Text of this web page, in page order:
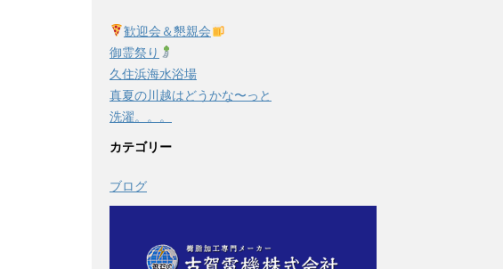
歓迎会＆懇親会
御霊祭り
久住浜海水浴場
真夏の川越はどうかな〜っと
洗濯。。。
カテゴリー
ブログ